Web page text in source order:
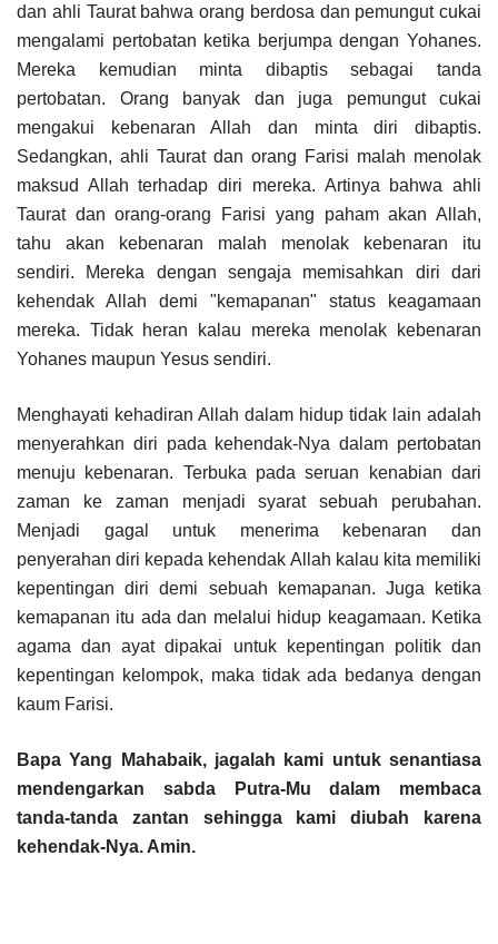
dan ahli Taurat bahwa orang berdosa dan pemungut cukai
mengalami pertobatan ketika berjumpa dengan Yohanes.
Mereka kemudian minta dibaptis sebagai tanda
pertobatan. Orang banyak dan juga pemungut cukai
mengakui kebenaran Allah dan minta diri dibaptis.
Sedangkan, ahli Taurat dan orang Farisi malah menolak
maksud Allah terhadap diri mereka. Artinya bahwa ahli
Taurat dan orang-orang Farisi yang paham akan Allah,
tahu akan kebenaran malah menolak kebenaran itu
sendiri. Mereka dengan sengaja memisahkan diri dari
kehendak Allah demi "kemapanan" status keagamaan
mereka. Tidak heran kalau mereka menolak kebenaran
Yohanes maupun Yesus sendiri.
Menghayati kehadiran Allah dalam hidup tidak lain adalah
menyerahkan diri pada kehendak-Nya dalam pertobatan
menuju kebenaran. Terbuka pada seruan kenabian dari
zaman ke zaman menjadi syarat sebuah perubahan.
Menjadi gagal untuk menerima kebenaran dan
penyerahan diri kepada kehendak Allah kalau kita memiliki
kepentingan diri demi sebuah kemapanan. Juga ketika
kemapanan itu ada dan melalui hidup keagamaan. Ketika
agama dan ayat dipakai untuk kepentingan politik dan
kepentingan kelompok, maka tidak ada bedanya dengan
kaum Farisi.
Bapa Yang Mahabaik, jagalah kami untuk senantiasa
mendengarkan sabda Putra-Mu dalam membaca
tanda-tanda zantan sehingga kami diubah karena
kehendak-Nya. Amin.